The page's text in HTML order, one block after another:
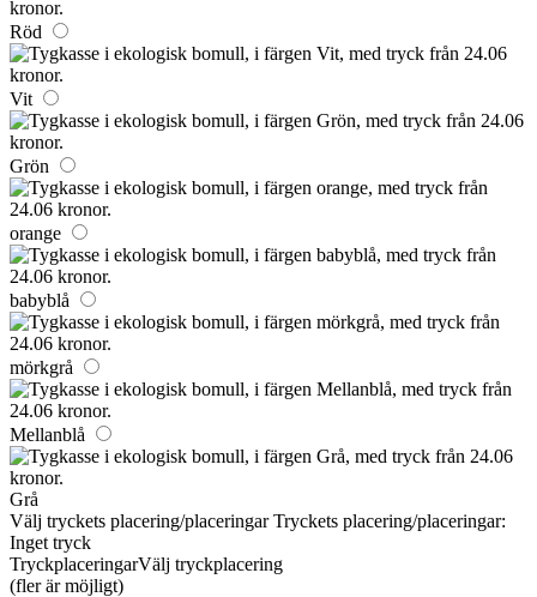
Röd
Vit
Grön
orange
babyblå
mörkgrå
Mellanblå
Grå
Välj tryckets placering/placeringar Tryckets placering/placeringar:
Inget tryck
TryckplaceringarVälj tryckplacering
(fler är möjligt)